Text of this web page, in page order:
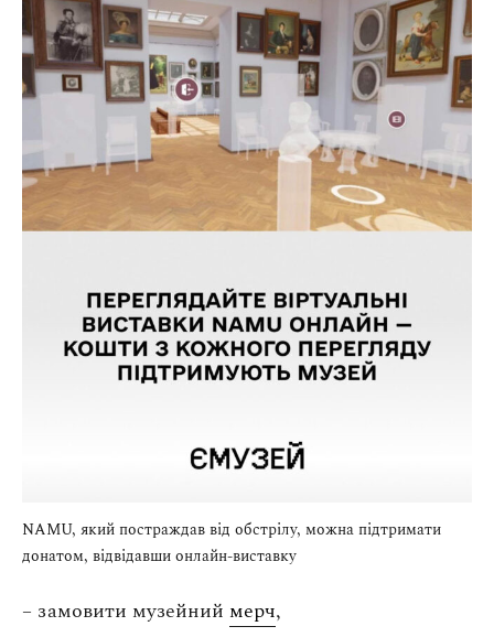
NAMU, який постраждав від обстрілу, можна підтримати
донатом, відвідавши онлайн-виставку
– замовити музейний мерч,